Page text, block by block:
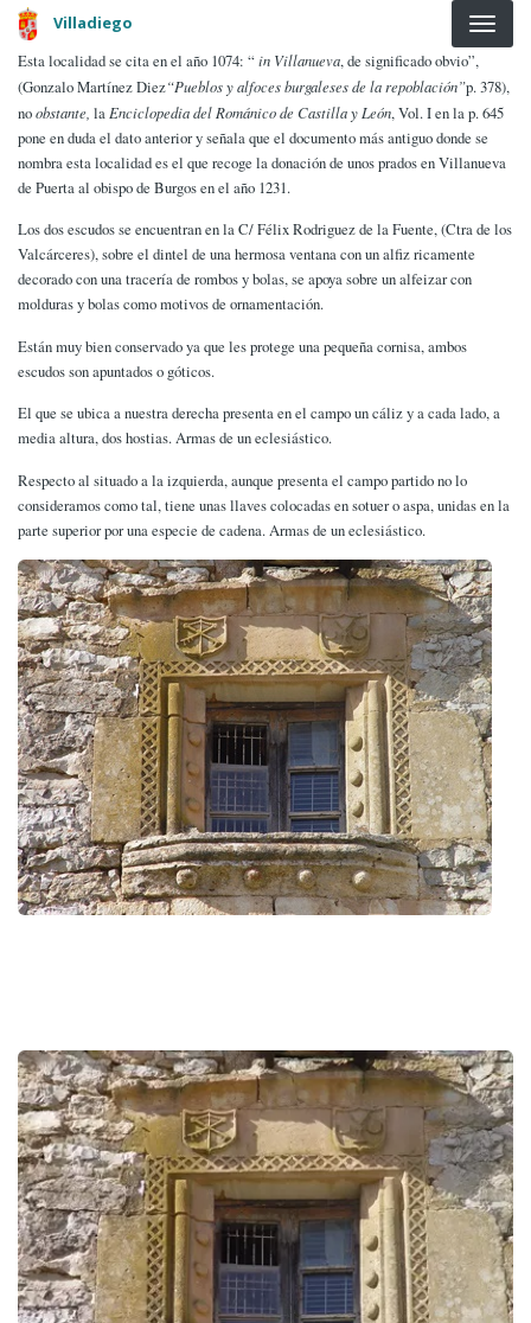
Pasar al contenido principal
Villadiego
Esta localidad se cita en el año 1074: “in Villanueva, de significado obvio”,
(Gonzalo Martínez Diez“Pueblos y alfoces burgaleses de la repoblación”p. 378),
noobstante, la Enciclopedia del Románico de Castilla y León, Vol. I en la p. 645
pone en duda el dato anterior y señala que el documento más antiguo donde se
nombra esta localidad es el que recoge la donación de unos prados en Villanueva
de Puerta al obispo de Burgos en el año 1231.
Los dos escudos se encuentran en la C/ Félix Rodriguez de la Fuente, (Ctra de los
Valcárceres), sobre el dintel de una hermosa ventana con un alfiz ricamente
decorado con una tracería de rombos y bolas, se apoya sobre un alfeizar con
molduras y bolas como motivos de ornamentación.
Están muy bien conservado ya que les protege una pequeña cornisa, ambos
escudos son apuntados o góticos.
El que se ubica a nuestra derecha presenta en el campo un cáliz y a cada lado, a
media altura, dos hostias. Armas de un eclesiástico.
Respecto al situado a la izquierda, aunque presenta el campo partido no lo
consideramos como tal, tiene unas llaves colocadas en sotuer o aspa, unidas en la
parte superior por una especie de cadena. Armas de un eclesiástico.